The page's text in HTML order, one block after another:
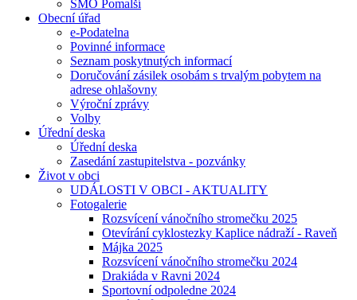
SMO Pomalší
Obecní úřad
e-Podatelna
Povinné informace
Seznam poskytnutých informací
Doručování zásilek osobám s trvalým pobytem na
adrese ohlašovny
Výroční zprávy
Volby
Úřední deska
Úřední deska
Zasedání zastupitelstva - pozvánky
Život v obci
UDÁLOSTI V OBCI - AKTUALITY
Fotogalerie
Rozsvícení vánočního stromečku 2025
Otevírání cyklostezky Kaplice nádraží - Raveň
Májka 2025
Rozsvícení vánočního stromečku 2024
Drakiáda v Ravni 2024
Sportovní odpoledne 2024